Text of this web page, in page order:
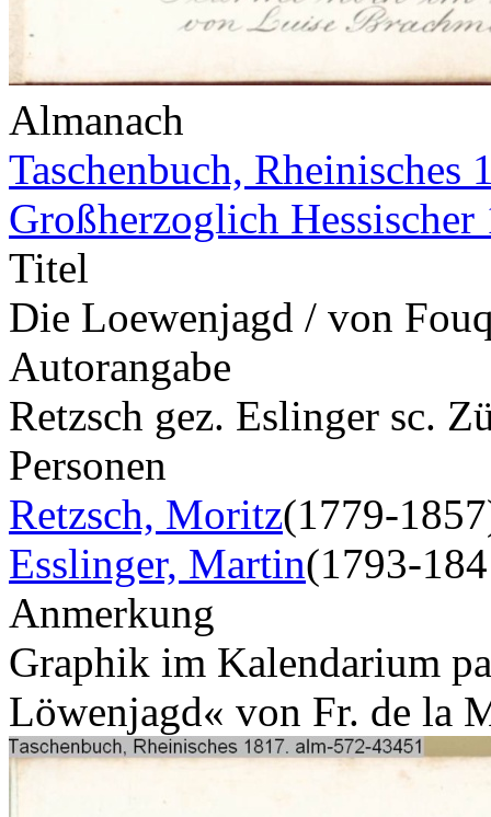
Almanach
Taschenbuch, Rheinisches
Großherzoglich Hessischer
Titel
Die Loewenjagd / von
Autorangabe
Retzsch gez. Eslinger sc.
Personen
Retzsch, Moritz(1779-
Esslinger, Martin(1793-
Anmerkung
Graphik im Kalendarium
Löwenjagd« von Fr. de la